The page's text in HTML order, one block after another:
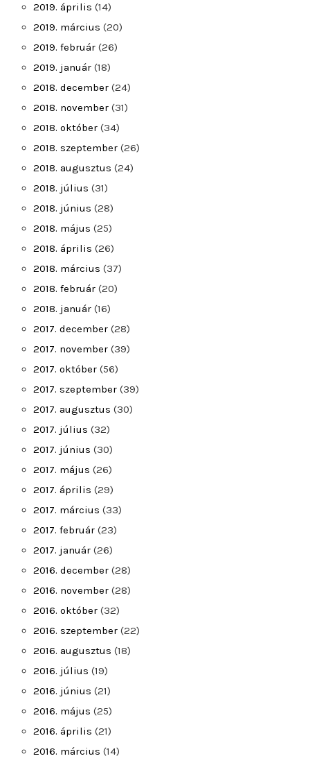
2019. április (14)
2019. március (20)
2019. február (26)
2019. január (18)
2018. december (24)
2018. november (31)
2018. október (34)
2018. szeptember (26)
2018. augusztus (24)
2018. július (31)
2018. június (28)
2018. május (25)
2018. április (26)
2018. március (37)
2018. február (20)
2018. január (16)
2017. december (28)
2017. november (39)
2017. október (56)
2017. szeptember (39)
2017. augusztus (30)
2017. július (32)
2017. június (30)
2017. május (26)
2017. április (29)
2017. március (33)
2017. február (23)
2017. január (26)
2016. december (28)
2016. november (28)
2016. október (32)
2016. szeptember (22)
2016. augusztus (18)
2016. július (19)
2016. június (21)
2016. május (25)
2016. április (21)
2016. március (14)